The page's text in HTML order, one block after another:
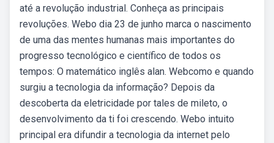
até a revolução industrial. Conheça as principais
revoluções. Webo dia 23 de junho marca o nascimento
de uma das mentes humanas mais importantes do
progresso tecnológico e científico de todos os
tempos: O matemático inglês alan. Webcomo e quando
surgiu a tecnologia da informação? Depois da
descoberta da eletricidade por tales de mileto, o
desenvolvimento da ti foi crescendo. Webo intuito
principal era difundir a tecnologia da internet pelo